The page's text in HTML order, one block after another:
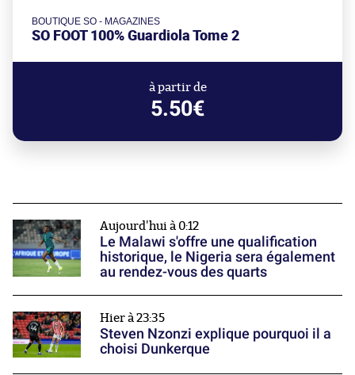
BOUTIQUE SO - MAGAZINES
SO FOOT 100% Guardiola Tome 2
à partir de
5.50€
Aujourd'hui à 0:12
Le Malawi s'offre une qualification
historique, le Nigeria sera également
au rendez-vous des quarts
Hier à 23:35
Steven Nzonzi explique pourquoi il a
choisi Dunkerque